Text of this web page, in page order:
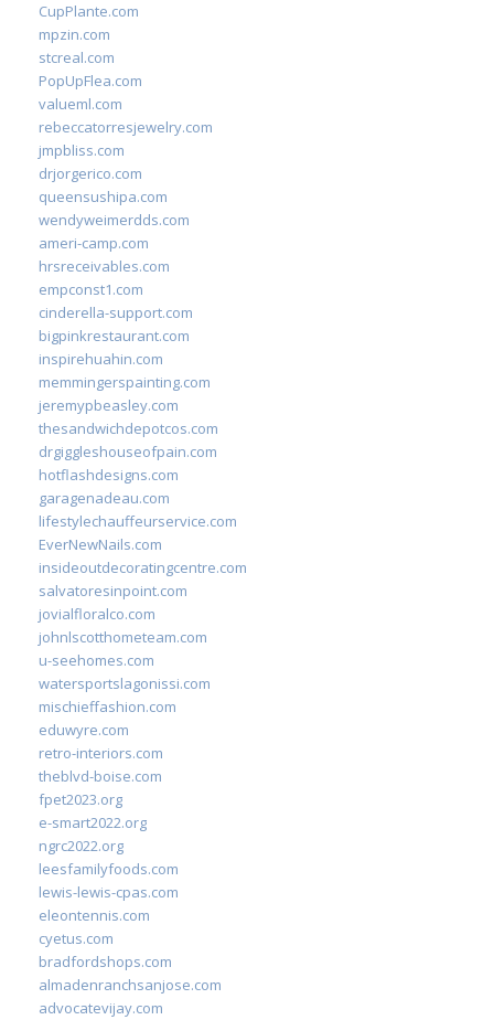
CupPlante.com
mpzin.com
stcreal.com
PopUpFlea.com
valueml.com
rebeccatorresjewelry.com
jmpbliss.com
drjorgerico.com
queensushipa.com
wendyweimerdds.com
ameri-camp.com
hrsreceivables.com
empconst1.com
cinderella-support.com
bigpinkrestaurant.com
inspirehuahin.com
memmingerspainting.com
jeremypbeasley.com
thesandwichdepotcos.com
drgiggleshouseofpain.com
hotflashdesigns.com
garagenadeau.com
lifestylechauffeurservice.com
EverNewNails.com
insideoutdecoratingcentre.com
salvatoresinpoint.com
jovialfloralco.com
johnlscotthometeam.com
u-seehomes.com
watersportslagonissi.com
mischieffashion.com
eduwyre.com
retro-interiors.com
theblvd-boise.com
fpet2023.org
e-smart2022.org
ngrc2022.org
leesfamilyfoods.com
lewis-lewis-cpas.com
eleontennis.com
cyetus.com
bradfordshops.com
almadenranchsanjose.com
advocatevijay.com